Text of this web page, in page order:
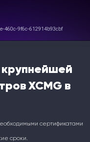
XCMG в
сертификатами
сроки.